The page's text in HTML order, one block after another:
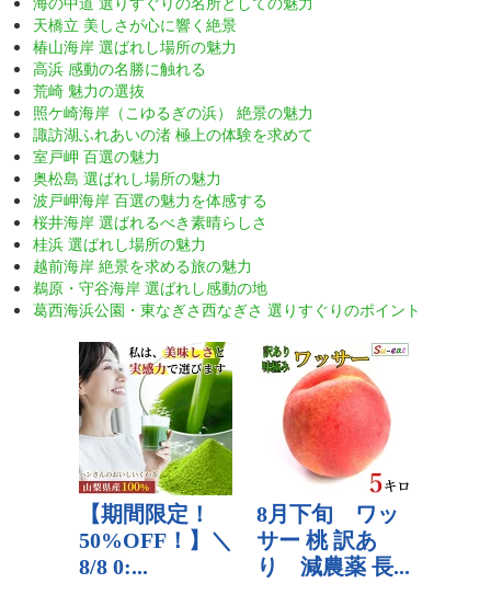
天橋立 美しさが心に響く絶景
椿山海岸 選ばれし場所の魅力
高浜 感動の名勝に触れる
荒崎 魅力の選抜
照ケ崎海岸（こゆるぎの浜） 絶景の魅力
諏訪湖ふれあいの渚 極上の体験を求めて
室戸岬 百選の魅力
奥松島 選ばれし場所の魅力
波戸岬海岸 百選の魅力を体感する
桜井海岸 選ばれるべき素晴らしさ
桂浜 選ばれし場所の魅力
越前海岸 絶景を求める旅の魅力
鵜原・守谷海岸 選ばれし感動の地
葛西海浜公園・東なぎさ西なぎさ 選りすぐりのポイント